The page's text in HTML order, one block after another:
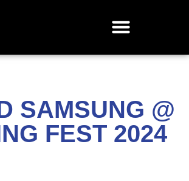
SAMSUNG @
FEST 2024